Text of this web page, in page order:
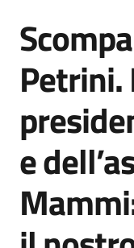
Risorse
Agenzia
di
informazione
e
comunicazione
Salta al contenuto
Petrini.
e